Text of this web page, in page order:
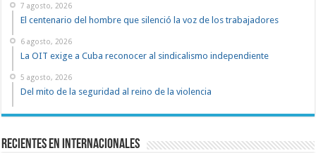
7 agosto, 2026
El centenario del hombre que silenció la voz de los trabajadores
6 agosto, 2026
La OIT exige a Cuba reconocer al sindicalismo independiente
5 agosto, 2026
Del mito de la seguridad al reino de la violencia
Recientes en Internacionales